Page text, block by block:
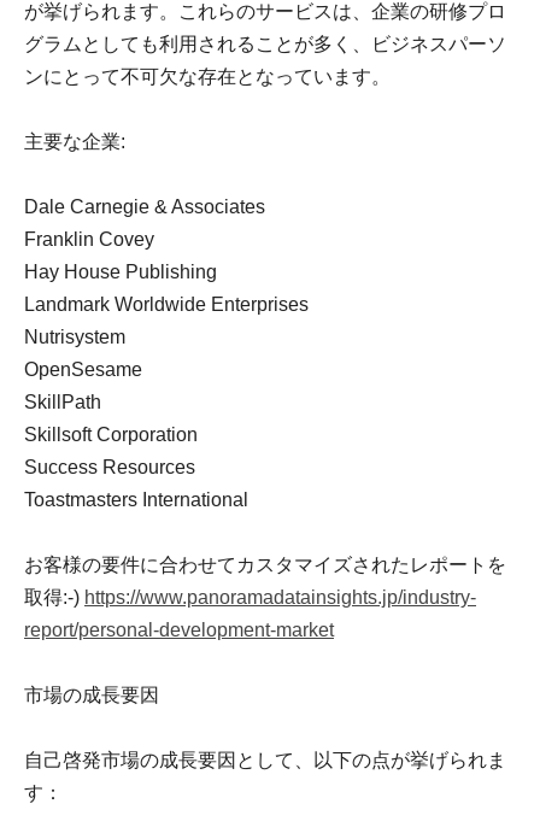
が挙げられます。これらのサービスは、企業の研修プロ
グラムとしても利用されることが多く、ビジネスパーソ
ンにとって不可欠な存在となっています。
主要な企業:
Dale Carnegie & Associates
Franklin Covey
Hay House Publishing
Landmark Worldwide Enterprises
Nutrisystem
OpenSesame
SkillPath
Skillsoft Corporation
Success Resources
Toastmasters International
お客様の要件に合わせてカスタマイズされたレポートを
取得:-) https://www.panoramadatainsights.jp/industry-
report/personal-development-market
市場の成長要因
自己啓発市場の成長要因として、以下の点が挙げられま
す：